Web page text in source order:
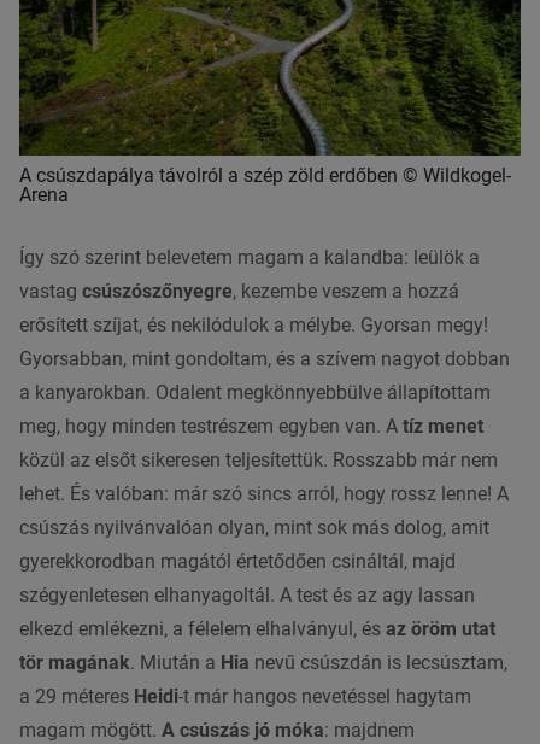
A csúszdapálya távolról a szép zöld erdőben © Wildkogel-
Arena
Így szó szerint belevetem magam a kalandba: leülök a
vastag csúszószőnyegre, kezembe veszem a hozzá
erősített szíjat, és nekilódulok a mélybe. Gyorsan megy!
Gyorsabban, mint gondoltam, és a szívem nagyot dobban
a kanyarokban. Odalent megkönnyebbülve állapítottam
meg, hogy minden testrészem egyben van. A tíz menet
közül az elsőt sikeresen teljesítettük. Rosszabb már nem
lehet. És valóban: már szó sincs arról, hogy rossz lenne! A
csúszás nyilvánvalóan olyan, mint sok más dolog, amit
gyerekkorodban magától értetődően csináltál, majd
szégyenletesen elhanyagoltál. A test és az agy lassan
elkezd emlékezni, a félelem elhalványul, és az öröm utat
tör magának. Miután a Hia nevű csúszdán is lecsúsztam,
a 29 méteres Heidi-t már hangos nevetéssel hagytam
magam mögött. A csúszás jó móka: majdnem